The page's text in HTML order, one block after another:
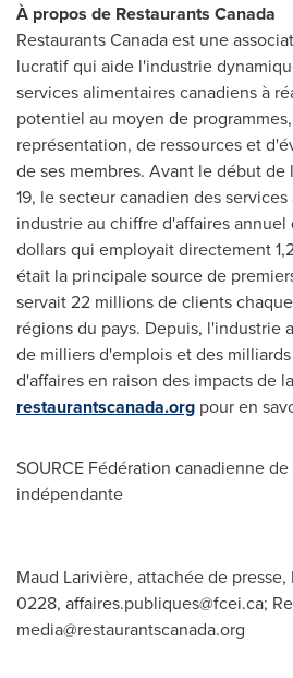
À propos de Restaurants Canada
RestaurantsCanadaest une
lucratif qui aide l'industrie
services alimentaires canadiens à
potentiel au moyen de
représentation, de ressources et
de ses membres. Avant le début
19, le secteur canadien des
industrie au chiffre d'affaires
dollars qui employait directement
était la principale source de
servait 22 millions de clients
régions du pays. Depuis, l'industrie
de milliers d'emplois et des
d'affaires en raison des impacts de
restaurantscanada.org pour en
SOURCE Fédération canadienne
indépendante
Maud Larivière, attachée de presse,
0228, affaires.publiques@fcei.ca;
media@restaurantscanada.org